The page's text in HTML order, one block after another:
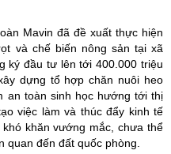
Mavin đã đề xuất thực hiện
và chế biến nông sản tại xã
ký đầu tư lên tới 400.000 triệu
dựng tổ hợp chăn nuôi heo
an toàn sinh học hướng tới thị
việc làm và thúc đẩy kinh tế
khăn vướng mắc, chưa thể
quan đến đất quốc phòng.